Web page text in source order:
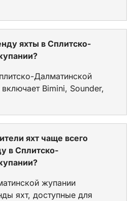
яхты в Сплитско-
Далматинской
Bimini, Sounder,
яхт чаще всего
в Сплитско-
жупании
яхт, доступные для